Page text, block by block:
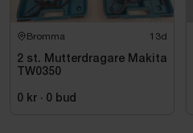
Bromma 13d
2 st. Mutterdragare Makita
TW0350
0 kr · 0 bud